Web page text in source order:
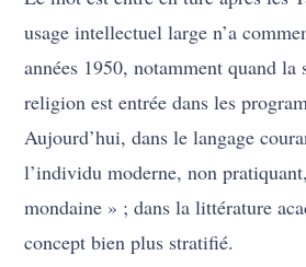
usage intellectuel large n’a
années 1950, notamment quand
religion est entrée dans les
Aujourd’hui, dans le langage
l’individu moderne, non
mondaine » ; dans la littérature
concept bien plus stratifié.